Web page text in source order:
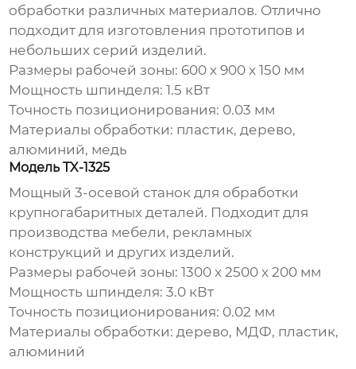
обработки различных материалов. Отлично
подходит для изготовления прототипов и
небольших серий изделий.
Размеры рабочей зоны: 600 x 900 x 150 мм
Мощность шпинделя: 1.5 кВт
Точность позиционирования: 0.03 мм
Материалы обработки: пластик, дерево,
алюминий, медь
Модель TX-1325
Мощный 3-осевой станок для обработки
крупногабаритных деталей. Подходит для
производства мебели, рекламных
конструкций и других изделий.
Размеры рабочей зоны: 1300 x 2500 x 200 мм
Мощность шпинделя: 3.0 кВт
Точность позиционирования: 0.02 мм
Материалы обработки: дерево, МДФ, пластик,
алюминий